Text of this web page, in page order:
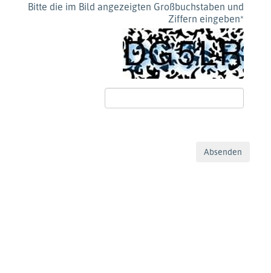
Bitte die im Bild angezeigten Großbuchstaben und
Ziffern eingeben*
Absenden